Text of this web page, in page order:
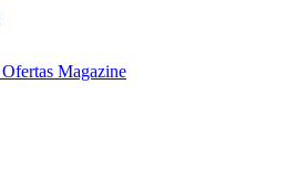
Ofertas Magazine